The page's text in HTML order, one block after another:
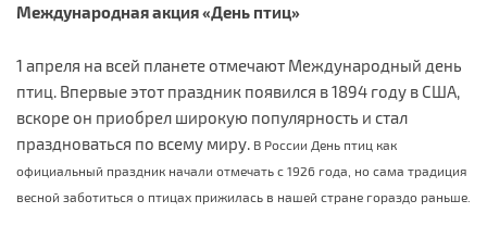
Международная акция «День птиц»
1 апреля на всей планете отмечают Международный день
птиц. Впервые этот праздник появился в 1894 году в США,
вскоре он приобрел широкую популярность и стал
праздноваться по всему миру. В России День птиц как
официальный праздник начали отмечать с 1926 года, но сама традиция
весной заботиться о птицах прижилась в нашей стране гораздо раньше.